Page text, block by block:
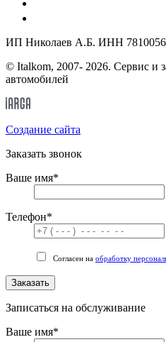
ИП Николаев А.Б. ИНН
© Italkom, 2007- 2026. Сервис и
автомобилей
Cоздание сайта
Заказать звонок
Ваше имя*
Телефон*
Согласен на обработку
Заказать
Записаться на обслуживание
Ваше имя*